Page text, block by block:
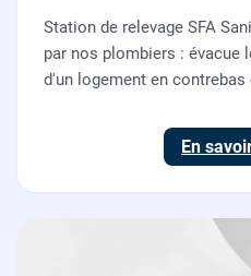
Station de relevage SFA
par nos plombiers : évacue
d'un logement en
En